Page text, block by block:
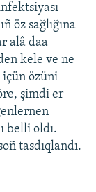
öz sağlığına
alâ daa
kele ve ne
özüni
şimdi er
belli oldı.
tasdıqlandı.